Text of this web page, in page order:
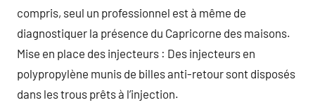
compris, seul un professionnel est à même de
diagnostiquer la présence du Capricorne des maisons.
Mise en place des injecteurs : Des injecteurs en
polypropylène munis de billes anti-retour sont disposés
dans les trous prêts à l’injection.